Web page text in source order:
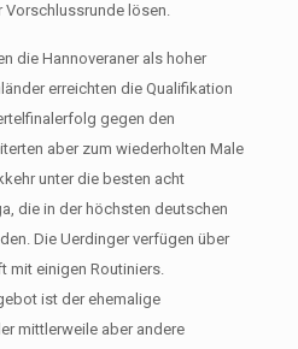
Vorschlussrunde lösen.
die Hannoveraner als hoher
erreichten die Qualifikation
gegen den
aber zum wiederholten Male
unter die besten acht
die in der höchsten deutschen
Die Uerdinger verfügen über
mit einigen Routiniers.
ist der ehemalige
mittlerweile aber andere